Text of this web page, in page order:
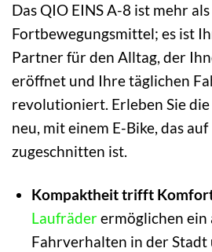
Das QIO EINS A-8 ist mehr
Fortbewegungsmittel; es ist
Partner für den Alltag, der
eröffnet und Ihre täglichen
revolutioniert. Erleben Sie
neu, mit einem E-Bike, das
zugeschnitten ist.
Kompaktheit trifft
Laufräderermöglichen ein
Fahrverhalten in der